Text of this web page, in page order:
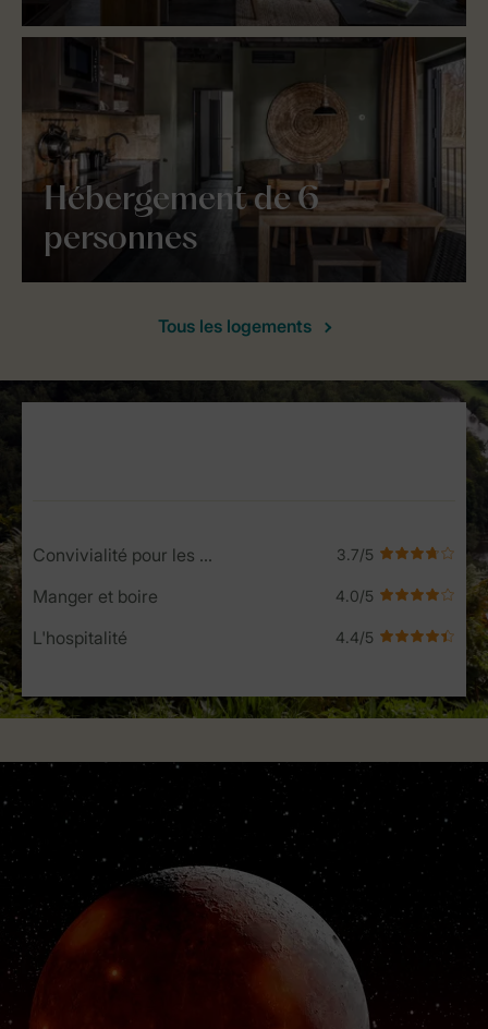
Hébergement de 6
personnes
Tous les logements
Service Rating from our guests
Convivialité pour les enfants
Manger et boire
L'hospitalité